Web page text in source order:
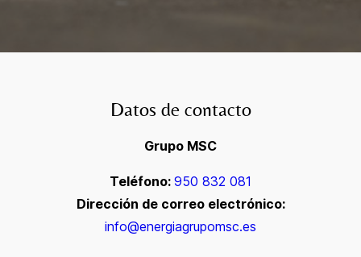
Datos de contacto
Grupo MSC
Teléfono: 950 832 081
Dirección de correo electrónico:
info@energiagrupomsc.es